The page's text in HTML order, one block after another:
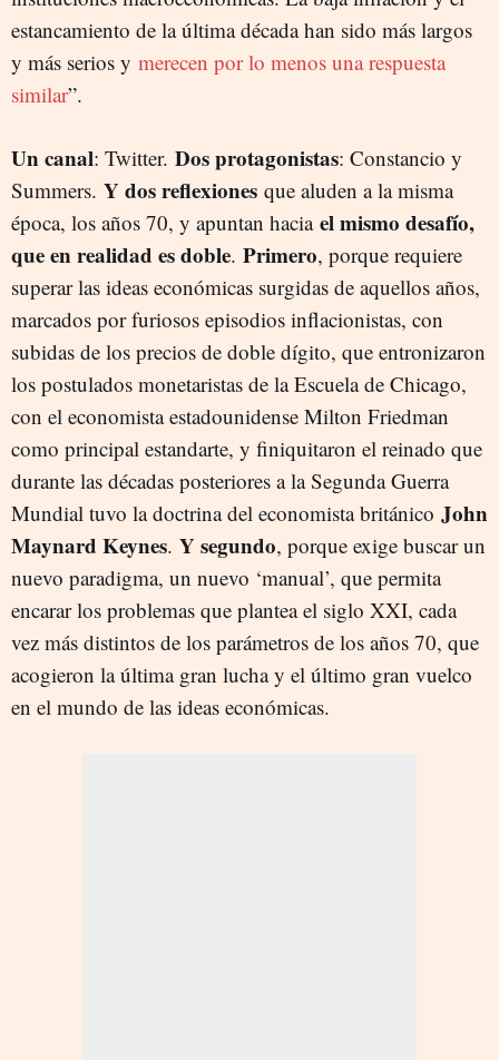
estancamiento de la última década han sido más largos
y más serios y merecen por lo menos una respuesta
similar”.
Un canal: Twitter. Dos protagonistas: Constancio y
Summers. Y dos reflexiones que aluden a la misma
época, los años 70, y apuntan haciael mismo desafío,
que en realidad es doble. Primero, porque requiere
superar las ideas económicas surgidas de aquellos años,
marcados por furiosos episodios inflacionistas, con
subidas de los precios de doble dígito, que entronizaron
los postulados monetaristas de la Escuela de Chicago,
con el economista estadounidense Milton Friedman
como principal estandarte, y finiquitaron el reinado que
durante las décadas posteriores a la Segunda Guerra
Mundial tuvo la doctrina del economista británico John
Maynard Keynes. Y segundo, porque exige buscar un
nuevo paradigma, un nuevo ‘manual’, que permita
encarar los problemas que plantea el siglo XXI, cada
vez más distintos de los parámetros de los años 70, que
acogieron la última gran lucha y el último gran vuelco
en el mundo de las ideas económicas.